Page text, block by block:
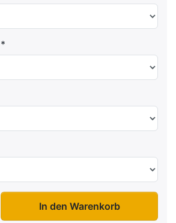
MTK 304222 zu 7.595,00 €, Menge 1.
In den Warenkorb